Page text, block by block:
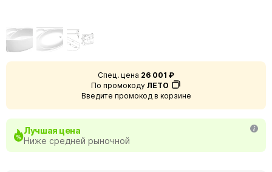
Спец. цена 26 001 ₽
По промокоду ЛЕТО
Введите промокод в корзине
Лучшая цена
Ниже средней рыночной